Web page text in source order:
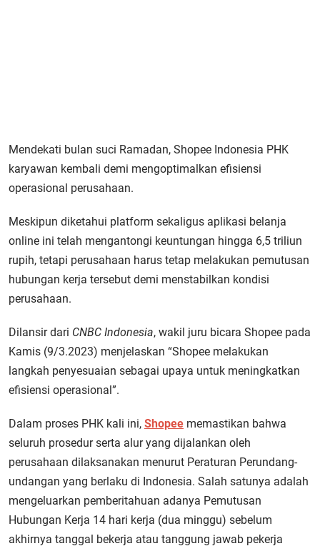
Mendekati bulan suci Ramadan, Shopee Indonesia PHK
karyawan kembali demi mengoptimalkan efisiensi
operasional perusahaan.
Meskipun diketahui platform sekaligus aplikasi belanja
online ini telah mengantongi keuntungan hingga 6,5 triliun
rupih, tetapi perusahaan harus tetap melakukan pemutusan
hubungan kerja tersebut demi menstabilkan kondisi
perusahaan.
Dilansir dari CNBC Indonesia, wakil juru bicara Shopee pada
Kamis (9/3.2023) menjelaskan “Shopee melakukan
langkah penyesuaian sebagai upaya untuk meningkatkan
efisiensi operasional”.
Dalam proses PHK kali ini, Shopee memastikan bahwa
seluruh prosedur serta alur yang dijalankan oleh
perusahaan dilaksanakan menurut Peraturan Perundang-
undangan yang berlaku di Indonesia. Salah satunya adalah
mengeluarkan pemberitahuan adanya Pemutusan
Hubungan Kerja 14 hari kerja (dua minggu) sebelum
akhirnya tanggal bekerja atau tanggung jawab pekerja